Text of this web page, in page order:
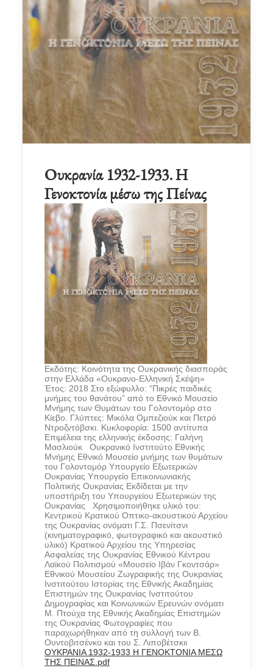
Ουκρανία 1932-1933. Η
Γενοκτονία μέσω της Πείνας
Εκδότης: Κοινότητα της Ουκρανικής διασποράς
στην Ελλάδα «Ουκρανο-Ελληνική Σκέψη»
Έτος: 2018 Στο εξώφυλλο: “Πικρές παιδικές
μνήμες του θανάτου” από το Εθνικό Μουσείο
Μνήμης των Θυμάτων του Γολοντομόρ στο
Κίεβο. Γλύπτες: Μικόλα Ομπεζιούκ και Πετρό
Ντροζντόβσκι. Κυκλοφορία: 1500 αντίτυπα
Επιμέλεια της ελληνικής έκδοσης: Γαλήνη
Μασλιούκ Ουκρανικό Ινστιτούτο Εθνικής
Μνήμης Εθνικό Μουσείο μνήμης των θυμάτων
του Γολοντομόρ Υπουργείο Εξωτερικών
Ουκρανίας Υπουργείο Επικοινωνιακής
Πολιτικής Ουκρανίας Εκδίδεται με την
υποστήριξη του Υπουργείου Εξωτερικών της
Ουκρανίας Χρησιμοποιήθηκε υλικό του:
Κεντρικού Κρατικού Οπτικο-ακουστικού Αρχείου
της Ουκρανίας ονόματι Γ.Σ. Πσενίτσνι
(κινηματογραφικό, φωτογραφικό και ακουστικό
υλικό) Κρατικού Αρχείου της Υπηρεσίας
Ασφαλείας της Ουκρανίας Εθνικού Κέντρου
Λαϊκού Πολιτισμού «Μουσείο Ιβάν Γκοντσάρ»
Εθνικού Μουσείου Ζωγραφικής της Ουκρανίας
Ινστιτούτου Ιστορίας της Εθνικής Ακαδημίας
Επιστημών της Ουκρανίας Ινστιτούτου
Δημογραφίας και Κοινωνικών Ερευνών ονόματι
Μ. Πτούχα της Εθνικής Ακαδημίας Επιστημών
της Ουκρανίας Φωτογραφίες που
παραχωρήθηκαν από τη συλλογή των Β.
Ουντοβιτσένκο και του Σ. Λιποβέτσκιι
ΟΥΚΡΑΝΙΑ 1932-1933 Η ΓΕΝΟΚΤΟΝΙΑ ΜΕΣΩ
ΤΗΣ ΠΕΙΝΑΣ.pdf